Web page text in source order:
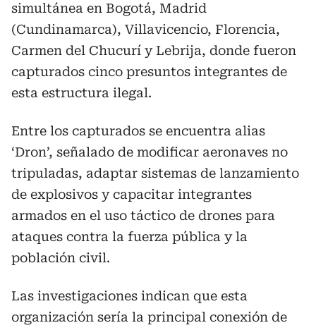
simultánea en Bogotá, Madrid
(Cundinamarca), Villavicencio, Florencia,
Carmen del Chucurí y Lebrija, donde fueron
capturados cinco presuntos integrantes de
esta estructura ilegal.
Entre los capturados se encuentra alias
‘Dron’, señalado de modificar aeronaves no
tripuladas, adaptar sistemas de lanzamiento
de explosivos y capacitar integrantes
armados en el uso táctico de drones para
ataques contra la fuerza pública y la
población civil.
Las investigaciones indican que esta
organización sería la principal conexión de